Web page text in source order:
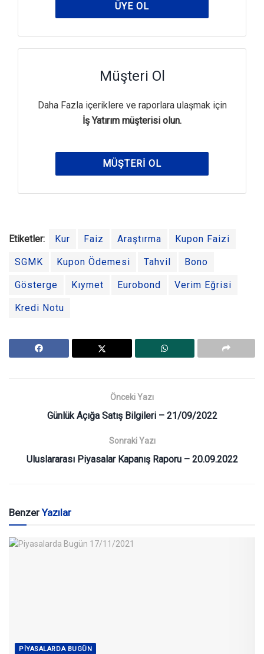
ÜYE OL
Müşteri Ol
Daha Fazla içeriklere ve raporlara ulaşmak için
İş Yatırım müşterisi olun.
MÜŞTERI OL
Etiketler: Kur Faiz Araştırma Kupon Faizi
SGMK Kupon Ödemesi Tahvil Bono
Gösterge Kıymet Eurobond Verim Eğrisi
Kredi Notu
Önceki Yazı
Günlük Açığa Satış Bilgileri – 21/09/2022
Sonraki Yazı
Uluslararası Piyasalar Kapanış Raporu – 20.09.2022
BenzerYazılar
PIYASALARDA BUGÜN